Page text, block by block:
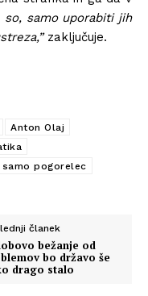
so, samo uporabiti jih
zaključuje.
Anton Olaj
samo pogorelec
članek
bežanje od
bo državo še
drago stalo